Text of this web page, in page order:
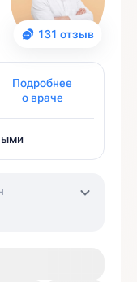
131 отзыв
Подробнее
о враче